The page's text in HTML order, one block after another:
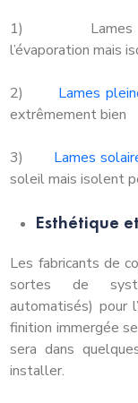
1) Lames
l’évaporation mais
2) Lames
extrêmement bien
3) Lames
soleil mais isolent
Esthétique
Les fabricants de
sortes de
automatisés) pour
finition immergée
sera dans
installer.